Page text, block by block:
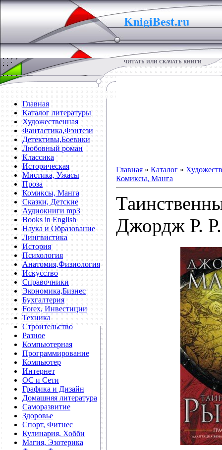
KnigiBest.ru
ЧИТАТЬ ИЛИ СКАЧАТЬ КНИГИ
Главная
Каталог литературы
Художественная
Фантастика,Фэнтези
Детективы,Боевики
Любовный роман
Классика
Историческая
Мистика, Ужасы
Проза
Комиксы, Манга
Сказки, Детские
Аудиокниги mp3
Books in English
Наука и Образование
Лингвистика
История
Психология
Анатомия,Физиология
Искусство
Справочники
Экономика,Бизнес
Бухгалтерия
Forex, Инвестиции
Техника
Строительство
Разное
Компьютерная
Программирование
Компьютер
Интернет
ОС и Сети
Графика и Дизайн
Домашняя литература
Саморазвитие
Здоровье
Спорт, Фитнес
Кулинария, Хобби
Магия, Эзотерика
Главная » Каталог »
Комиксы, Манга
Джордж Р.